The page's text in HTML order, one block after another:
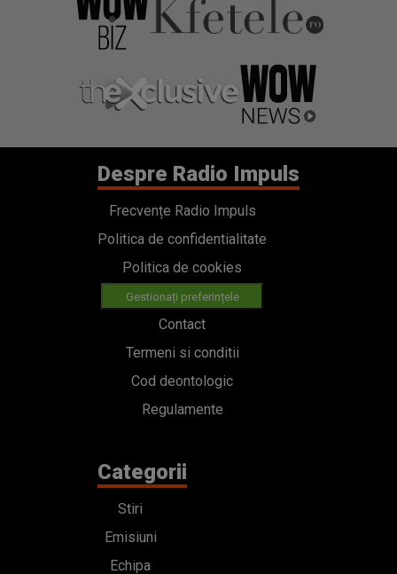
Despre Radio Impuls
Frecvențe Radio Impuls
Politica de confidentialitate
Politica de cookies
Gestionați preferințele
Contact
Termeni si conditii
Cod deontologic
Regulamente
Categorii
Stiri
Emisiuni
Echipa